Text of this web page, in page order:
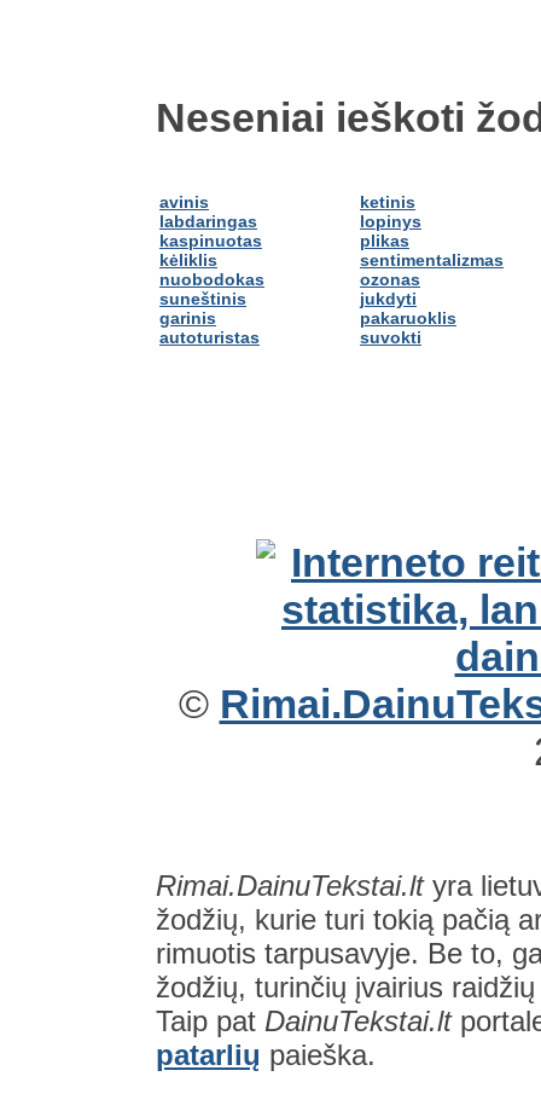
Neseniai ieškoti
avinis
labdaringas
kaspinuotas
kėliklis
nuobodokas
suneštinis
garinis
autoturistas
ketinis
lopinys
plikas
sentimentalizmas
ozonas
jukdyti
pakaruoklis
suvokti
©
Rimai.DainuTekstai.ltyra
žodžių, kurie turi tokią pačią
rimuotis tarpusavyje. Be to,
žodžių, turinčių įvairius
Taip pat DainuTekstai.lt
patarlių paieška.